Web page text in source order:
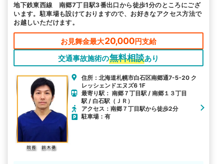
地下鉄東西線 南郷7丁目駅3番出口から徒歩1分のところにござ
います。駐車場も設けておりますので、お好きなアクセス方法で
お越しいただけます。
お見舞金最大20,000円支給
交通事故施術の無料相談あり
住所：北海道札幌市白石区南郷通7-5-20 ク
レッシェンドエヌズ6 1F
最寄り駅： 南郷７丁目駅 / 南郷１３丁目
駅 / 白石駅（ＪＲ）
アクセス：南郷７丁目駅から徒歩2分
駐車場：有